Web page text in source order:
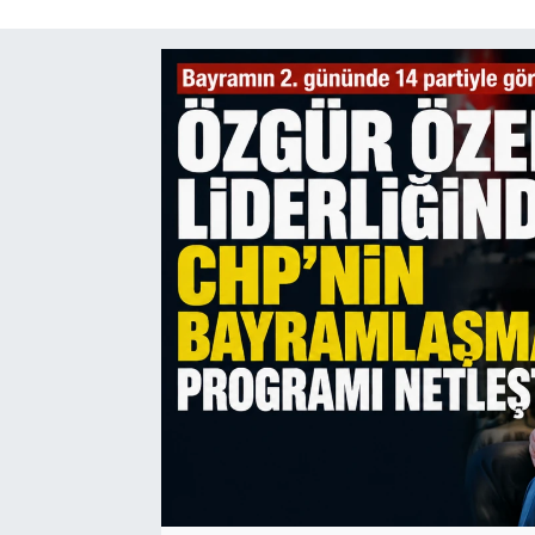
TEKNOLOJİ
YEREL YÖNETİMLER